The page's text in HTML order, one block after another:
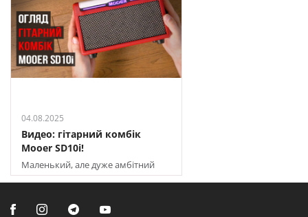
04.08.2025
Видео: гітарний комбік
Mooer SD10i!
Маленький, але дуже амбітний
апарат зі вбудованим